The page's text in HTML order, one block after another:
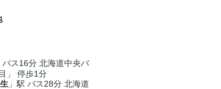
バス16分 北海道中央バ
」 停歩1分
」駅 バス28分 北海道